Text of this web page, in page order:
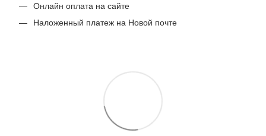
Онлайн оплата на сайте
Наложенный платеж на Новой почте